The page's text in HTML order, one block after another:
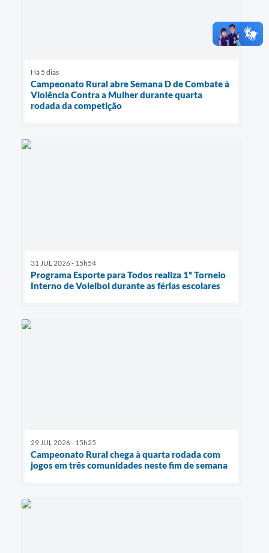
Há 5 dias
Campeonato Rural abre Semana D de Combate à
Violência Contra a Mulher durante quarta
rodada da competição
31 JUL 2026 - 15h54
Programa Esporte para Todos realiza 1º Torneio
Interno de Voleibol durante as férias escolares
29 JUL 2026 - 15h25
Campeonato Rural chega à quarta rodada com
jogos em três comunidades neste fim de semana